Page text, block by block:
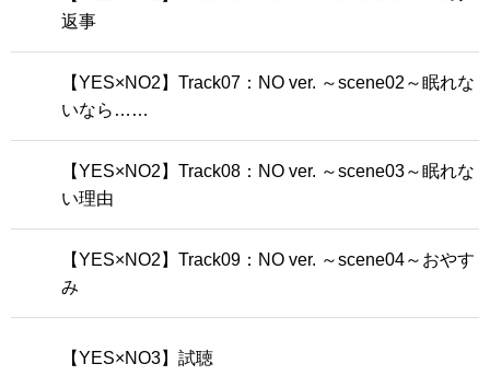
返事
【YES×NO2】Track07：NO ver. ～scene02～眠れな
いなら……
【YES×NO2】Track08：NO ver. ～scene03～眠れな
い理由
【YES×NO2】Track09：NO ver. ～scene04～おやす
み
【YES×NO3】試聴